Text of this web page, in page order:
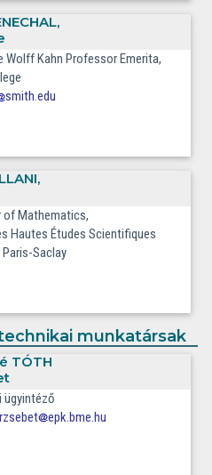
,
Wolff Kahn Professor Emerita,
smith.edu
,
of Mathematics,
Hautes Études Scientifiques
Saclay
munkatársak
TÓTH
ügyintéző
epk.bme.hu